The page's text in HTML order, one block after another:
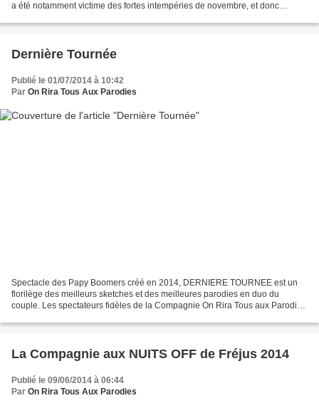
a été notamment victime des fortes intempéries de novembre, et donc
Dernière Tournée
Publié le 01/07/2014 à 10:42
Par On Rira Tous Aux Parodies
Spectacle des Papy Boomers créé en 2014, DERNIERE TOURNEE est un
florilège des meilleurs sketches et des meilleures parodies en duo du
couple. Les spectateurs fidèles de la Compagnie On Rira Tous aux Parodies
La Compagnie aux NUITS OFF de Fréjus 2014
Publié le 09/06/2014 à 06:44
Par On Rira Tous Aux Parodies